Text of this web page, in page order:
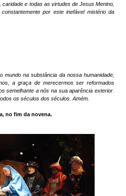
caridade e todas as virtudes de Jesus Menino,
por este inefável mistério da
mundo na substância da nossa humanidade;
a graça de merecermos ser reformados
semelhante a nós na sua aparência exterior.
os séculos dos séculos. Amém.
no fim da novena.